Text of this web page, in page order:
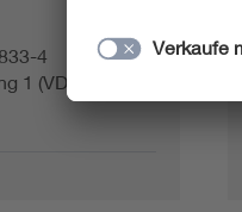
4
1 (VDE 0833-…